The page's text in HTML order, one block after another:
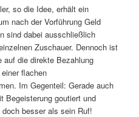
so die Idee, erhält ein
nach der Vorführung Geld
sind dabei ausschließlich
Zuschauer. Dennoch ist
auf die direkte Bezahlung
flachen
Im Gegenteil: Gerade auch
Begeisterung goutiert und
besser als sein Ruf!